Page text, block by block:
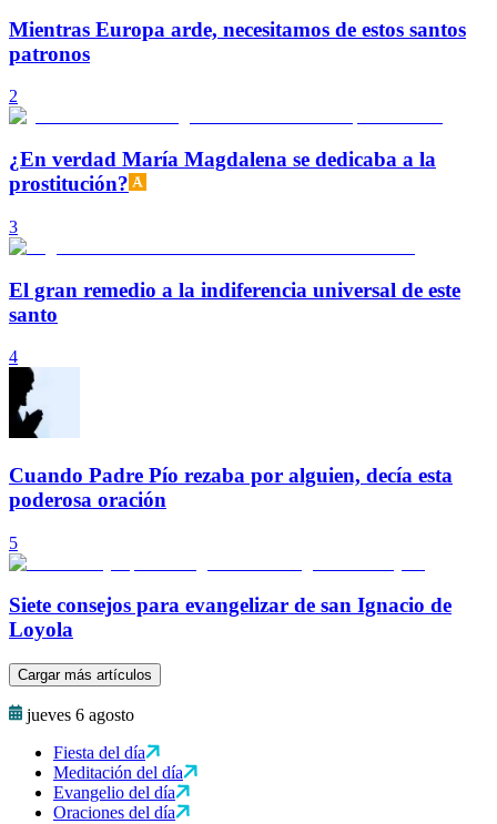
Mientras Europa arde, necesitamos de estos santos
patronos
2
¿En verdad María Magdalena se dedicaba a la
prostitución?
3
El gran remedio a la indiferencia universal de este
santo
4
Cuando Padre Pío rezaba por alguien, decía esta
poderosa oración
5
Siete consejos para evangelizar de san Ignacio de
Loyola
Cargar más artículos
jueves 6 agosto
Fiesta del día
Meditación del día
Evangelio del día
Oraciones del día